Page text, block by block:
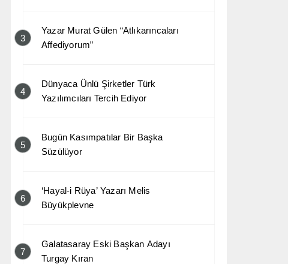
3
Yazar Murat Gülen “Atlıkarıncaları
Affediyorum”
4
Dünyaca Ünlü Şirketler Türk
Yazılımcıları Tercih Ediyor
5
Bugün Kasımpatılar Bir Başka
Süzülüyor
6
‘Hayal-i Rüya’ Yazarı Melis
Büyükplevne
7
Galatasaray Eski Başkan Adayı
Turgay Kıran